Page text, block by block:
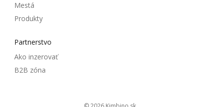
Mestá
Produkty
Partnerstvo
Ako inzerovať
B2B zóna